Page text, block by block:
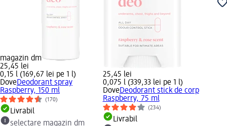
magazin dm
25,45 lei
0,15 l (169,67 lei pe 1 l)
DoveDeodorant spray
Raspberry, 150 ml
(170)
Livrabil
selectare magazin dm
25,45 lei
0,075 l (339,33 lei pe 1 l)
DoveDeodorant stick de corp
Raspberry, 75 ml
(234)
Livrabil